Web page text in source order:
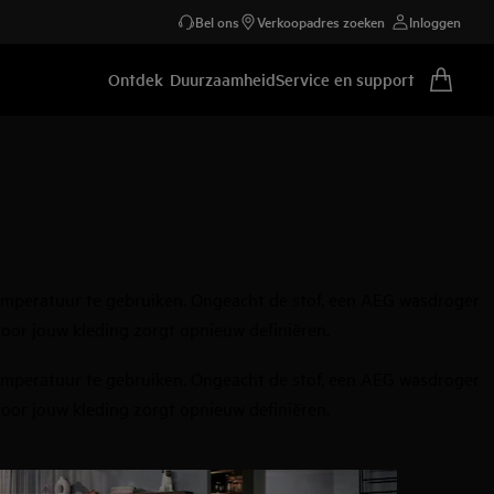
Bel ons Verkoopadres zoeken Inloggen
Ontdek DuurzaamheidService en support